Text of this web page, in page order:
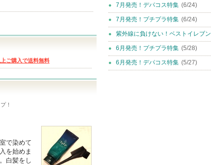
ご購入で送料無料
！
で染めて
を始めま
白髪をし
7月発売！デパコス特集 (6/24)
7月発売！プチプラ特集 (6/24)
紫外線に負けない！ベストイレブン
6月発売！プチプラ特集 (5/28)
6月発売！デパコス特集 (5/27)